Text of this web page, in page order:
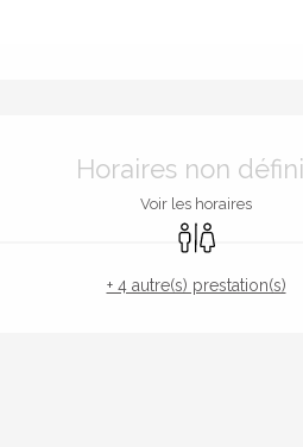
Ouverture et
Horaires non
Voir les horaires
Toilettes
+ 4 autre(s) prestation(s)